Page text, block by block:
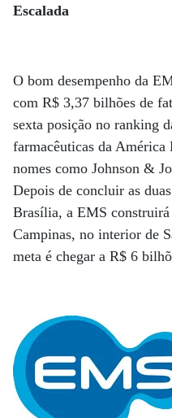
Escalada
O bom desempenho da
com R$ 3,37 bilhões de
sexta posição no ranking
farmacêuticas da América
nomes como Johnson &
Depois de concluir as
Brasília, a EMS
Campinas, no interior de
meta é chegar a R$ 6